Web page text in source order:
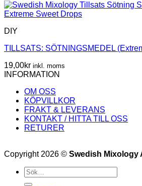
DIY
TILLSATS: SÖTNINGSMEDEL
19,00kr inkl. moms
INFORMATION
OM OSS
KÖPVILLKOR
FRAKT & LEVERANS
KONTAKT / HITTA TILL OSS
RETURER
Copyright 2026 © Swedish Mixology
Sök
efter: